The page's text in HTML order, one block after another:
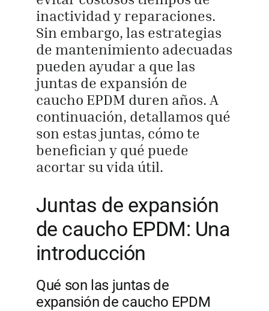
inactividad y reparaciones.
Sin embargo, las estrategias
de mantenimiento adecuadas
pueden ayudar a que las
juntas de expansión de
caucho EPDM duren años. A
continuación, detallamos qué
son estas juntas, cómo te
benefician y qué puede
acortar su vida útil.
Juntas de expansión
de caucho EPDM: Una
introducción
Qué son las juntas de
expansión de caucho EPDM